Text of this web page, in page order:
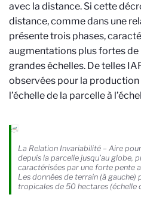
avec la distance. Si cette
distance, comme dans une
présente trois phases,
augmentations plus fortes
grandes échelles. De telles
observées pour la
l’échelle de la parcelle à
La Relation Invariabilité – Aire
depuis la parcelle jusqu’au globe,
caractérisées par une forte pente
Les données de terrain (à
tropicales de 50 hectares (échelle